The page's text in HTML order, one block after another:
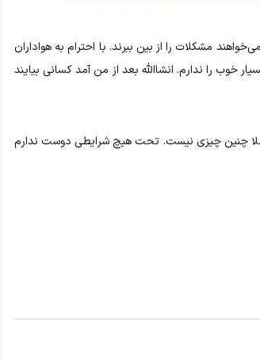
مشکلات را از بین ببرند. با احترام به هواداران
خوب را ندارم. انشاالله بعد از من آمد کسانی بیایند
چنین چیزی نیست. تحت هیچ شرایطی دوست ندارم